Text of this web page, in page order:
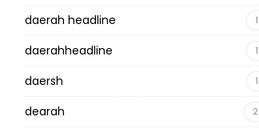
daerah headline 1
daerahheadline 1
daersh 1
dearah 2